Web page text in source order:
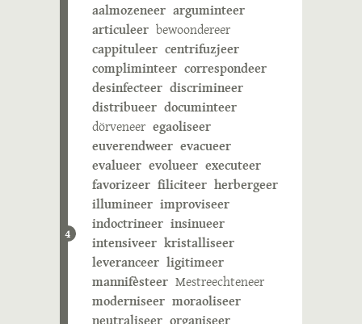
4
aalmozeneer arguminteer
articuleer bewoondereer
cappituleer centrifuzjeer
compliminteer correspondeer
desinfecteer discrimineer
distribueer documinteer
dörveneer egaoliseer
euverendweer evacueer
evalueer evolueer executeer
favorizeer filiciteer herbergeer
illumineer improviseer
indoctrineer insinueer
intensiveer kristalliseer
leveranceer ligitimeer
mannifèsteer Mestreechteneer
moderniseer moraoliseer